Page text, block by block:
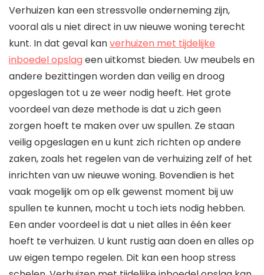
Verhuizen kan een stressvolle onderneming zijn,
vooral als u niet direct in uw nieuwe woning terecht
kunt. In dat geval kanverhuizen met tijdelijke
inboedel opslageen uitkomst bieden. Uw meubels en
andere bezittingen worden dan veilig en droog
opgeslagen tot u ze weer nodig heeft. Het grote
voordeel van deze methode is dat u zich geen
zorgen hoeft te maken over uw spullen. Ze staan
veilig opgeslagen en u kunt zich richten op andere
zaken, zoals het regelen van de verhuizing zelf of het
inrichten van uw nieuwe woning. Bovendien is het
vaak mogelijk om op elk gewenst moment bij uw
spullen te kunnen, mocht u toch iets nodig hebben.
Een ander voordeel is dat u niet alles in één keer
hoeft te verhuizen. U kunt rustig aan doen en alles op
uw eigen tempo regelen. Dit kan een hoop stress